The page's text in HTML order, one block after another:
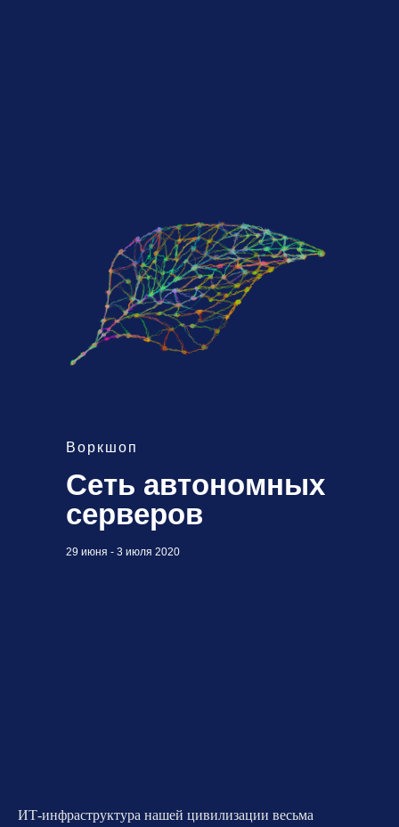
29 июня - 3 июля 2020
Сеть автономных
серверов
Воркшоп
ИТ-инфраструктура нашей цивилизации весьма